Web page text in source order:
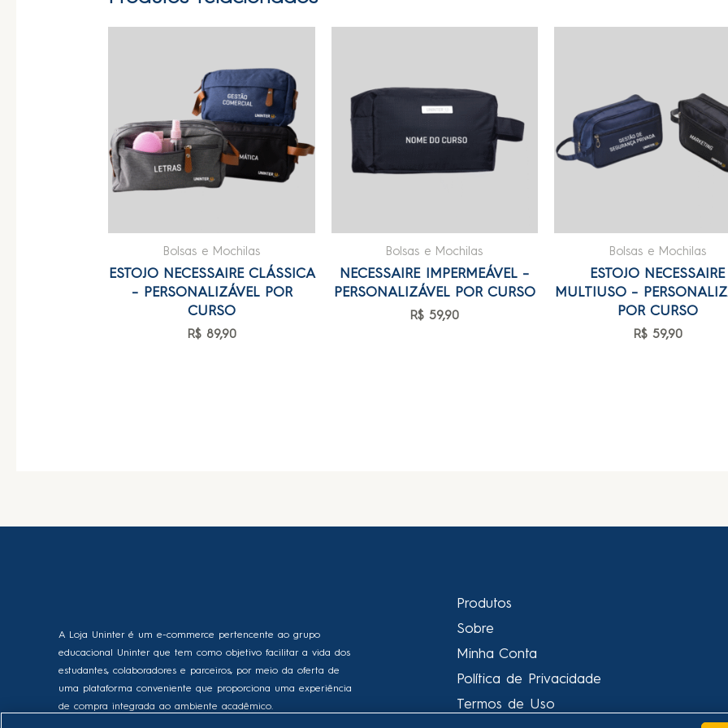
Bolsas e Mochilas
ESTOJO NECESSAIRE CLÁSSICA
– PERSONALIZÁVEL POR
CURSO
R$ 89,90
Bolsas e Mochilas
NECESSAIRE IMPERMEÁVEL –
PERSONALIZÁVEL POR CURSO
R$ 59,90
Bolsas e Mochilas
ESTOJO NECESSAIRE
MULTIUSO –
POR CURSO
R$59,90
A Loja Uninter é um e-commerce pertencente ao grupo
educacional Uninter que tem como objetivo facilitar a vida dos
estudantes, colaboradores e parceiros, por meio da oferta de
uma plataforma conveniente que proporciona uma experiência
de compra integrada ao ambiente acadêmico.
Produtos
Sobre
Minha Conta
Política de Privacidade
Termos de Uso